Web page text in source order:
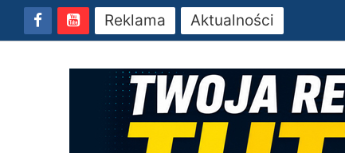
Reklama Aktualności